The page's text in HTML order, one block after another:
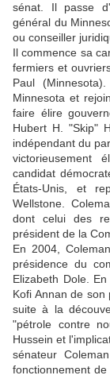
sénat. Il passe
général du
ou conseiller
Il commence sa
fermiers et
Paul
Minnesota et
faire élire
Hubert H. "Skip"
indépendant du
victorieusement
candidat
États-Unis, et
Wellstone.
dont celui des
président de la
En 2004,
présidence du
Elizabeth Dole.
Kofi Annan de
suite à la
"pétrole contre
Hussein et
sénateur
fonctionnement